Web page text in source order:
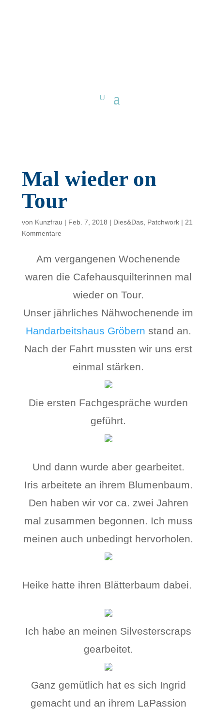
Mal wieder on
Tour
von Kunzfrau | Feb. 7, 2018 | Dies&Das, Patchwork| 21
Kommentare
Am vergangenen Wochenende
waren die Cafehausquilterinnen mal
wieder on Tour.
Unser jährliches Nähwochenende im
Handarbeitshaus Gröbern stand an.
Nach der Fahrt mussten wir uns erst
einmal stärken.
Die ersten Fachgespräche wurden
geführt.
Und dann wurde aber gearbeitet.
Iris arbeitete an ihrem Blumenbaum.
Den haben wir vor ca. zwei Jahren
mal zusammen begonnen. Ich muss
meinen auch unbedingt hervorholen.
Heike hatte ihren Blätterbaum dabei.
Ich habe an meinen Silvesterscraps
gearbeitet.
Ganz gemütlich hat es sich Ingrid
gemacht und an ihrem LaPassion